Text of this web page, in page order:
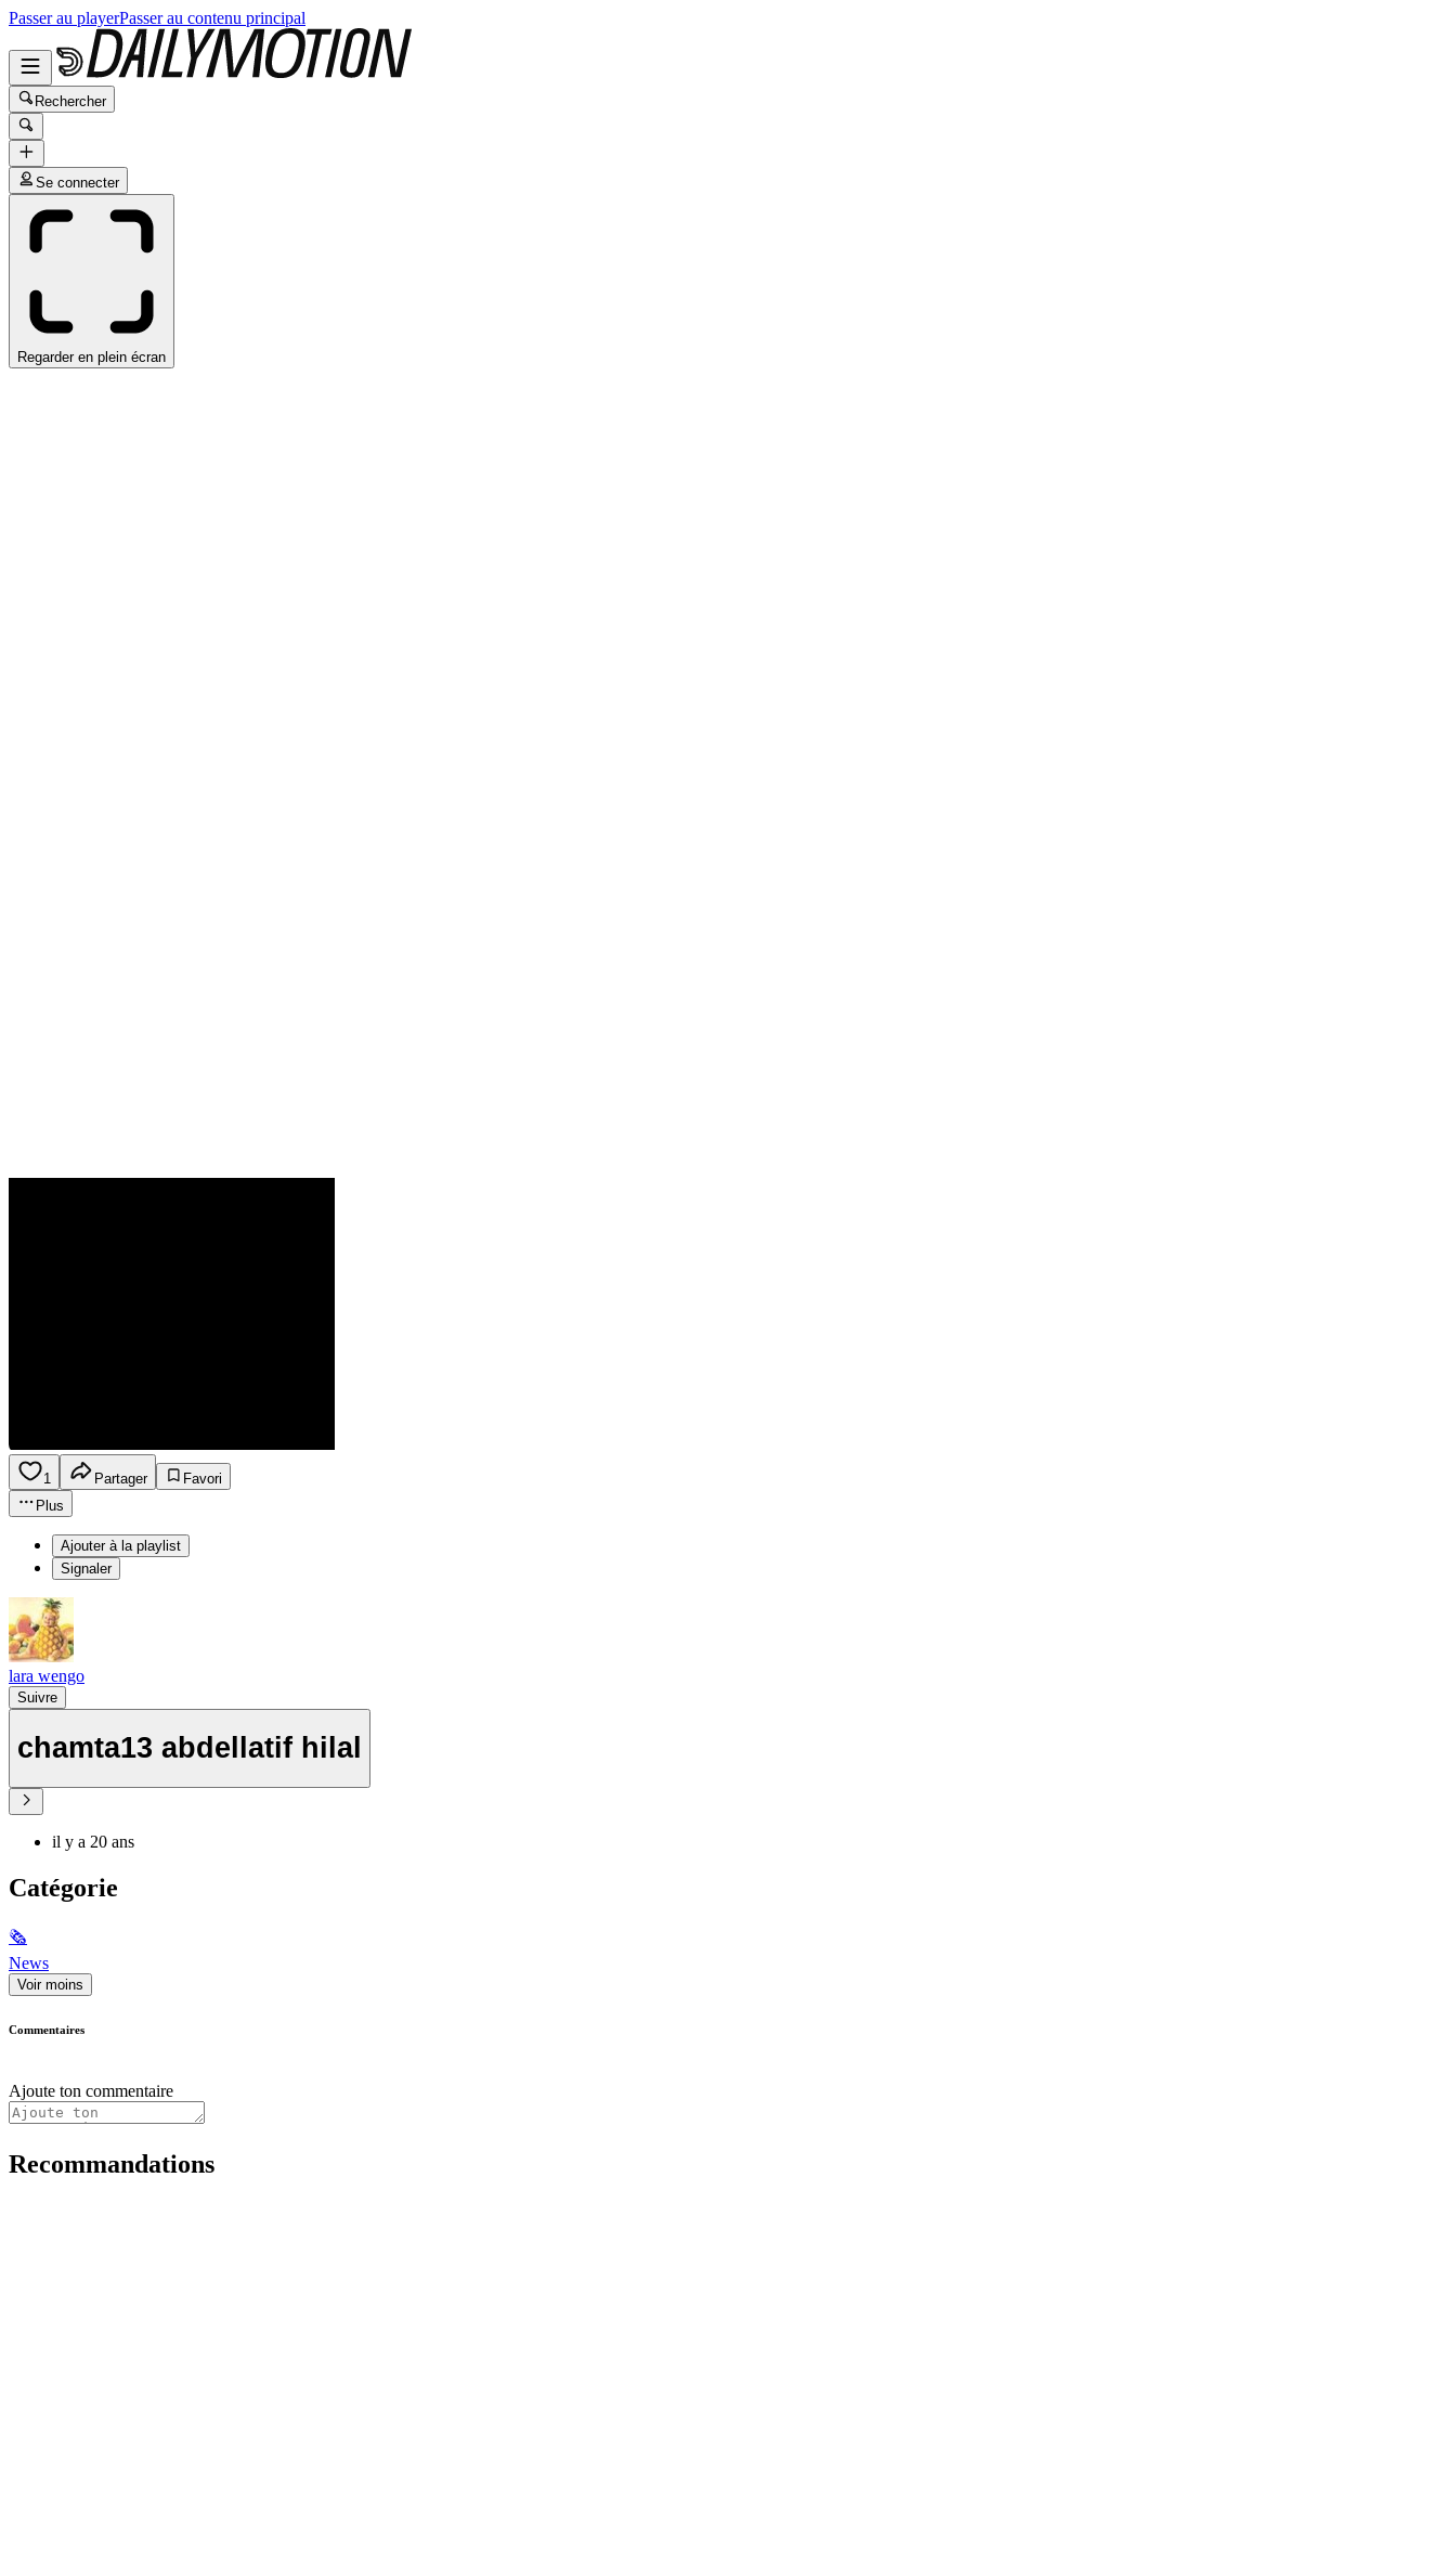
Passer au playerPasser au contenu principal
Rechercher
Se connecter
Regarder en plein écran
1 Partager
Favori
Plus
Ajouter à la playlist
Signaler
lara wengo
Suivre
chamta13 abdellatif hilal
il y a 20 ans
Catégorie
🗞
News
Voir moins
Commentaires
Ajoute ton commentaire
Recommandations